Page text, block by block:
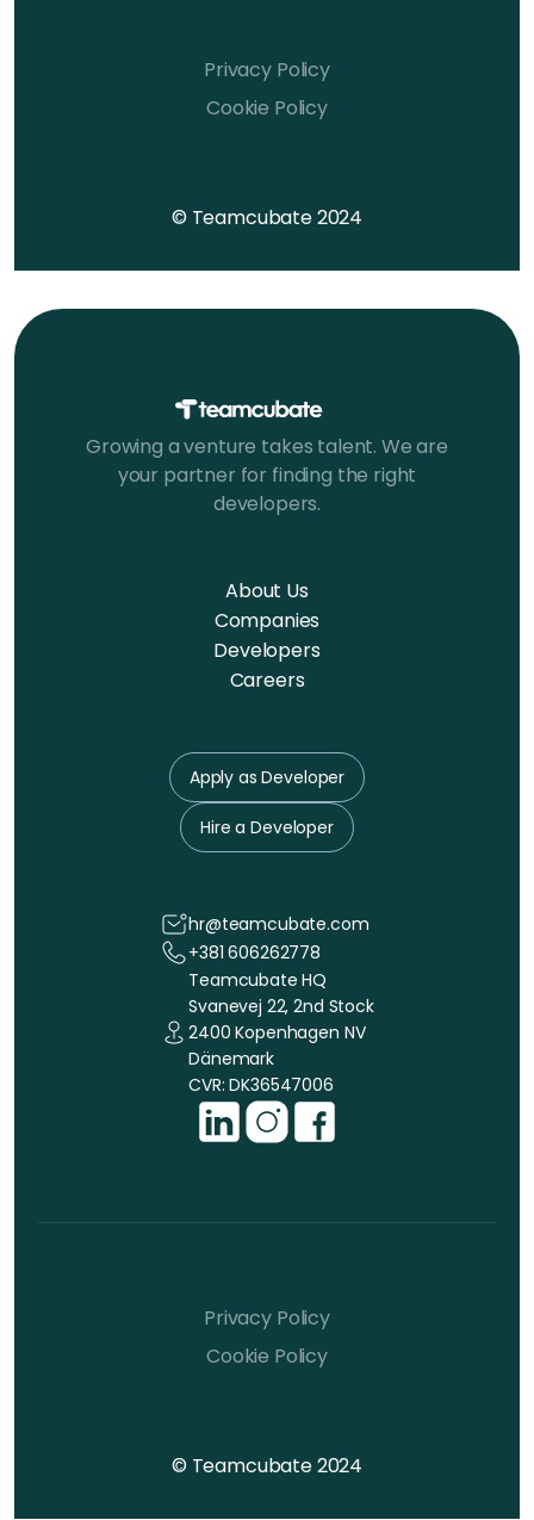
© Teamcubate 2024
Privacy Policy
Cookie Policy
Growing a venture takes talent. We are
your partner for finding the right
developers.
About Us
Companies
Developers
Careers
Apply as Developer
Hire a Developer
hr@teamcubate.com
+381 606262778
Teamcubate HQ
Svanevej 22, 2nd Stock
2400 Kopenhagen NV
Dänemark
CVR: DK36547006
© Teamcubate 2024
Privacy Policy
Cookie Policy